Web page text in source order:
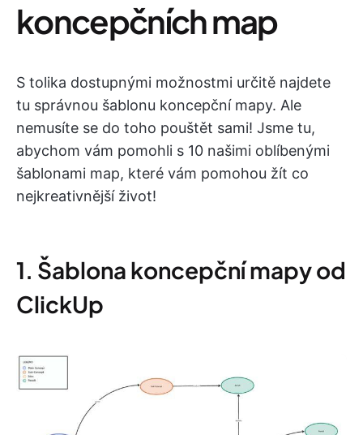
koncepčních map
S tolika dostupnými možnostmi určitě najdete
tu správnou šablonu koncepční mapy. Ale
nemusíte se do toho pouštět sami! Jsme tu,
abychom vám pomohli s 10 našimi oblíbenými
šablonami map, které vám pomohou žít co
nejkreativnější život!
1. Šablona koncepční mapy od
ClickUp